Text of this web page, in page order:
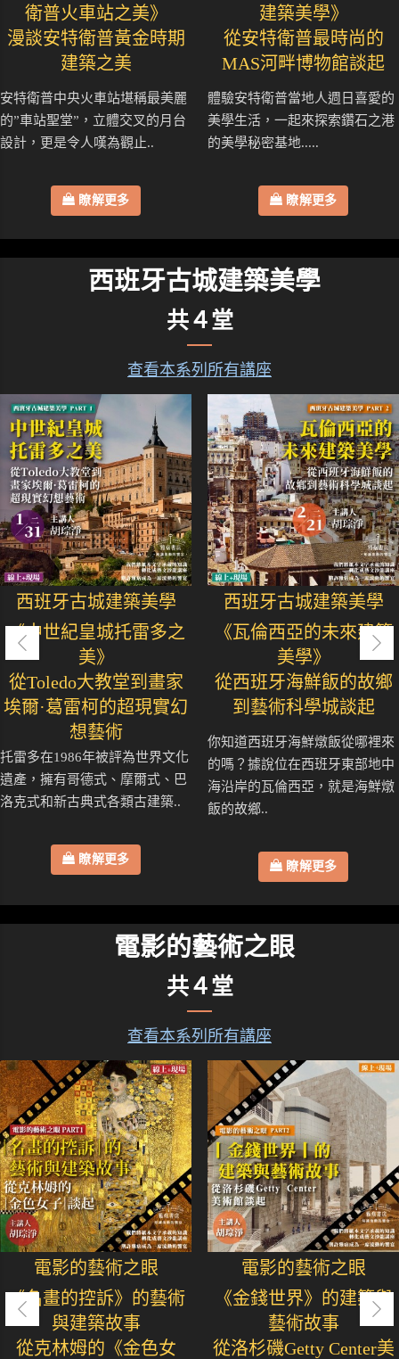
衛普火車站之美》
漫談安特衛普黃金時期
建築之美
安特衛普中央火車站堪稱最美麗
的”車站聖堂”，立體交叉的月台
設計，更是令人嘆為觀止..
瞭解更多
建築美學》
從安特衛普最時尚的
MAS河畔博物館談起
體驗安特衛普當地人週日喜愛的
美學生活，一起來探索鑽石之港
的美學秘密基地.....
瞭解更多
西班牙古城建築美學
共４堂
查看本系列所有講座
西班牙古城建築美學
《中世紀皇城托雷多之
美》
從Toledo大教堂到畫家
埃爾·葛雷柯的超現實幻
想藝術
托雷多在1986年被評為世界文化
遺產，擁有哥德式、摩爾式、巴
洛克式和新古典式各類古建築..
瞭解更多
西班牙古城建築美學
《瓦倫西亞的未來建築
美學》
從西班牙海鮮飯的故鄉
到藝術科學城談起
你知道西班牙海鮮燉飯從哪裡來
的嗎？據說位在西班牙東部地中
海沿岸的瓦倫西亞，就是海鮮燉
飯的故鄉..
瞭解更多
電影的藝術之眼
共４堂
查看本系列所有講座
電影的藝術之眼
《名畫的控訴》的藝術
與建築故事
從克林姆的《金色女
電影的藝術之眼
《金錢世界》的建築與
藝術故事
從洛杉磯Getty Center美